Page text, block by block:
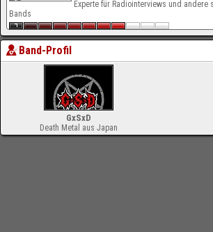
Experte für Radiointerviews und andere
Bands
Band-Profil
GxSxD
Death Metal aus Japan